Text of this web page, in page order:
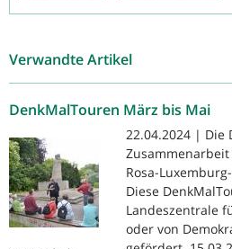
Verwandte Artikel
DenkMalTouren März bis Mai
22.04.2024 | Die
Rosa-
Diese
Landeszentrale
oder von